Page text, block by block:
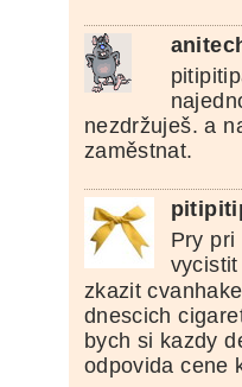
nezdržuješ. a
zaměstnat.
Pry pri
vycistit
zkazit
dnescich
bych si kazdy
odpovida cene